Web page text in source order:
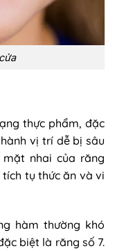
thực phẩm, đặc
vị trí dễ bị sâu
nhai của răng
tụ thức ăn và vi
hàm thường khó
biệt là răng số 7.